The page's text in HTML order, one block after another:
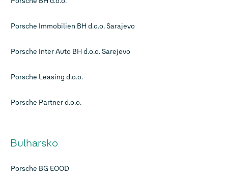
Porsche Immobilien BH d.o.o. Sarajevo
Porsche Inter Auto BH d.o.o. Sarejevo
Porsche Leasing d.o.o.
Porsche Partner d.o.o.
Bulharsko
Porsche BG EOOD